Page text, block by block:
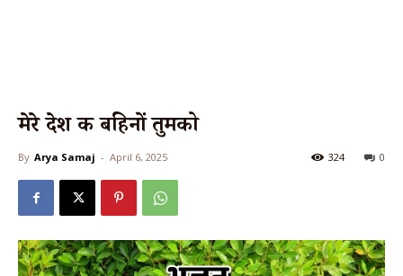
मेरे देश की बहिनों तुमको
By Arya Samaj - April 6, 2025 0
324